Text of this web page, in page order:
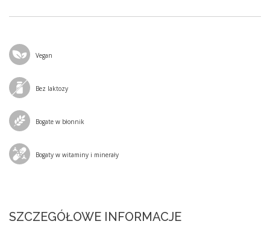
Vegan
Bez laktozy
Bogate w błonnik
Bogaty w witaminy i minerały
SZCZEGÓŁOWE INFORMACJE